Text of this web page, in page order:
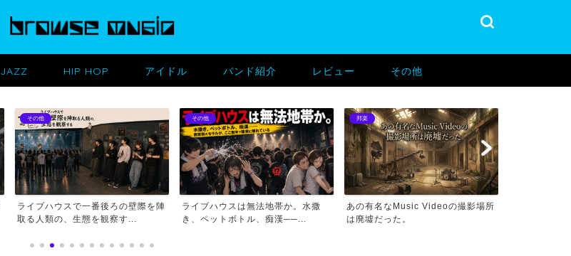
JAZZ HIP HOP アイドル バンド紹介 レビュー その他
その他
ライブハウスで一番後ろの壁際を陣
取る人類の、生態を観察す...
その他
ライブハウスは無法地帯か。水撒
き、ペットボトル、痴漢──...
邦楽
あの有名なMusic Videoの撮影場所
は廃墟だった。